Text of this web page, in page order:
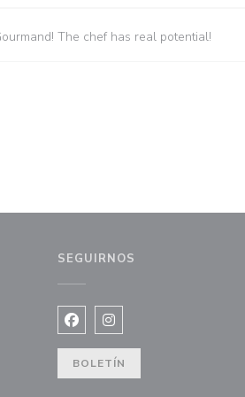
The chef has real potential!
SEGUIRNOS
Facebook ((abre en una
Instagram ((abre en
BOLETÍN